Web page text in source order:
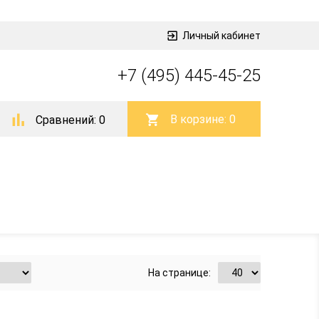
Личный кабинет
+7 (495) 445-45-25
Сравнений: 0 В корзине:0
На странице: